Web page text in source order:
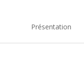
Présentation